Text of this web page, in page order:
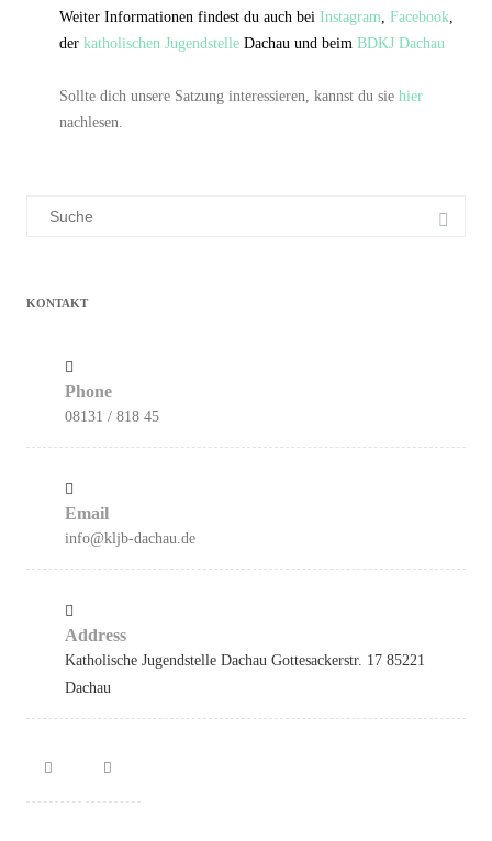
Weiter Informationen findest du auch bei Instagram, Facebook,
der katholischen Jugendstelle Dachau und beim BDKJ Dachau
Sollte dich unsere Satzung interessieren, kannst du sie hier
nachlesen.
KONTAKT
Phone
08131 / 818 45
Email
info@kljb-dachau.de
Address
Katholische Jugendstelle Dachau Gottesackerstr. 17 85221
Dachau